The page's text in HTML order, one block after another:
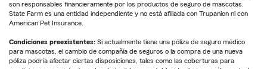
son responsables financieramente por los productos de seguro de mascotas.
State Farm es una entidad independiente y no está afiliada con Trupanion ni con
American Pet Insurance.
Condiciones preexistentes: Si actualmente tiene una póliza de seguro médico
para mascotas, el cambio de compañía de seguros o la compra de una nueva
póliza podría afectar ciertas disposiciones, tales como las coberturas para